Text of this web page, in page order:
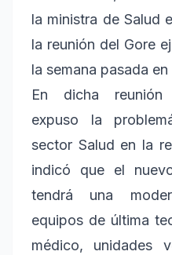
la ministra de Salud
la reunión del Gore
la semana pasada
En dicha reunión
expuso la
sector Salud en la
indicó que el
tendrá una
equipos de última
médico, unidades